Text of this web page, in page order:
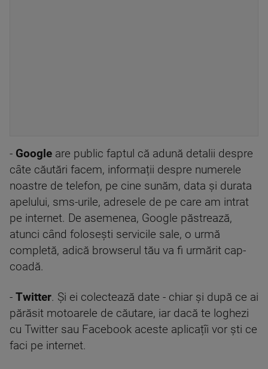
- Google are public faptul că adună detalii despre
câte căutări facem, informații despre numerele
noastre de telefon, pe cine sunăm, data și durata
apelului, sms-urile, adresele de pe care am intrat
pe internet. De asemenea, Google păstrează,
atunci când folosești servicile sale, o urmă
completă, adică browserul tău va fi urmărit cap-
coadă.
- Twitter. Și ei colectează date - chiar și după ce ai
părăsit motoarele de căutare, iar dacă te loghezi
cu Twitter sau Facebook aceste aplicațîi vor ști ce
faci pe internet.